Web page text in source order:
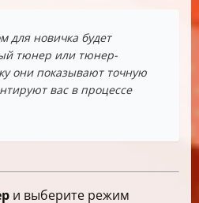
для новичка будет
тюнер или тюнер-
они показывают точную
вас в процессе
и выберите режим